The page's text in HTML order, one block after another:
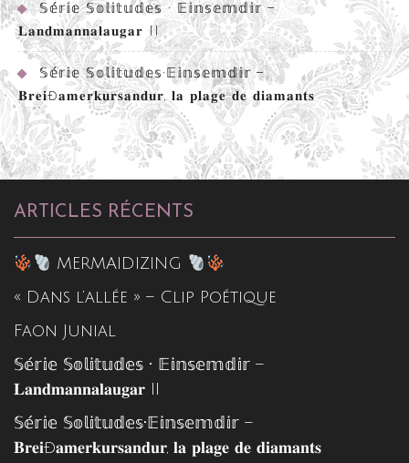
𝕊𝕖́𝕣𝕚𝕖 𝕊𝕠𝕝𝕚𝕥𝕦𝕕𝕖𝕤 • 𝔼𝕚𝕟𝕤𝕖𝕞𝕕𝕚𝕣 –
𝐋𝐚𝐧𝐝𝐦𝐚𝐧𝐧𝐚𝐥𝐚𝐮𝐠𝐚𝐫 II
𝕊𝕖́𝕣𝕚𝕖 𝕊𝕠𝕝𝕚𝕥𝕦𝕕𝕖𝕤•𝔼𝕚𝕟𝕤𝕖𝕞𝕕𝕚𝕣 –
𝐁𝐫𝐞𝐢ð𝐚𝐦𝐞𝐫𝐤𝐮𝐫𝐬𝐚𝐧𝐝𝐮𝐫, 𝐥𝐚 𝐩𝐥𝐚𝐠𝐞 𝐝𝐞 𝐝𝐢𝐚𝐦𝐚𝐧𝐭𝐬
ARTICLES RÉCENTS
MERMAIDIZING
« Dans l’allée » – Clip Poétique
Faon Junial
𝕊𝕖́𝕣𝕚𝕖 𝕊𝕠𝕝𝕚𝕥𝕦𝕕𝕖𝕤 • 𝔼𝕚𝕟𝕤𝕖𝕞𝕕𝕚𝕣 –
𝐋𝐚𝐧𝐝𝐦𝐚𝐧𝐧𝐚𝐥𝐚𝐮𝐠𝐚𝐫 II
𝕊𝕖́𝕣𝕚𝕖 𝕊𝕠𝕝𝕚𝕥𝕦𝕕𝕖𝕤•𝔼𝕚𝕟𝕤𝕖𝕞𝕕𝕚𝕣 –
𝐁𝐫𝐞𝐢ð𝐚𝐦𝐞𝐫𝐤𝐮𝐫𝐬𝐚𝐧𝐝𝐮𝐫, 𝐥𝐚 𝐩𝐥𝐚𝐠𝐞 𝐝𝐞 𝐝𝐢𝐚𝐦𝐚𝐧𝐭𝐬